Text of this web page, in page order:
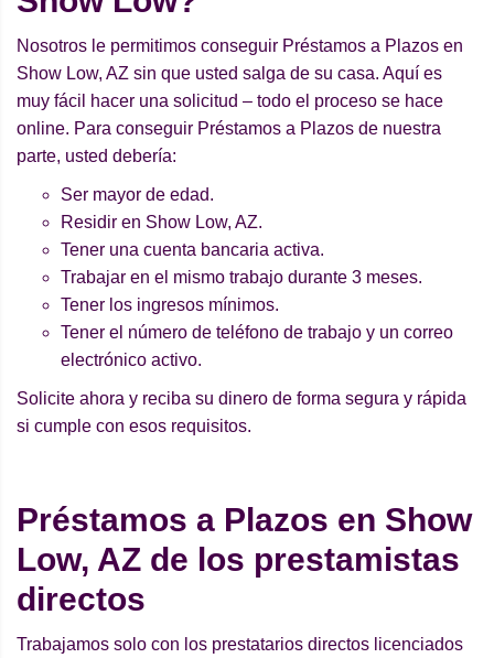
Nosotros le permitimos conseguir Préstamos a Plazos en
Show Low, AZ sin que usted salga de su casa. Aquí es
muy fácil hacer una solicitud – todo el proceso se hace
online. Para conseguir Préstamos a Plazos de nuestra
parte, usted debería:
Ser mayor de edad.
Residir en Show Low, AZ.
Tener una cuenta bancaria activa.
Trabajar en el mismo trabajo durante 3 meses.
Tener los ingresos mínimos.
Tener el número de teléfono de trabajo y un correo
electrónico activo.
Solicite ahora y reciba su dinero de forma segura y rápida
si cumple con esos requisitos.
Préstamos a Plazos en Show
Low, AZ de los prestamistas
directos
Trabajamos solo con los prestatarios directos licenciados